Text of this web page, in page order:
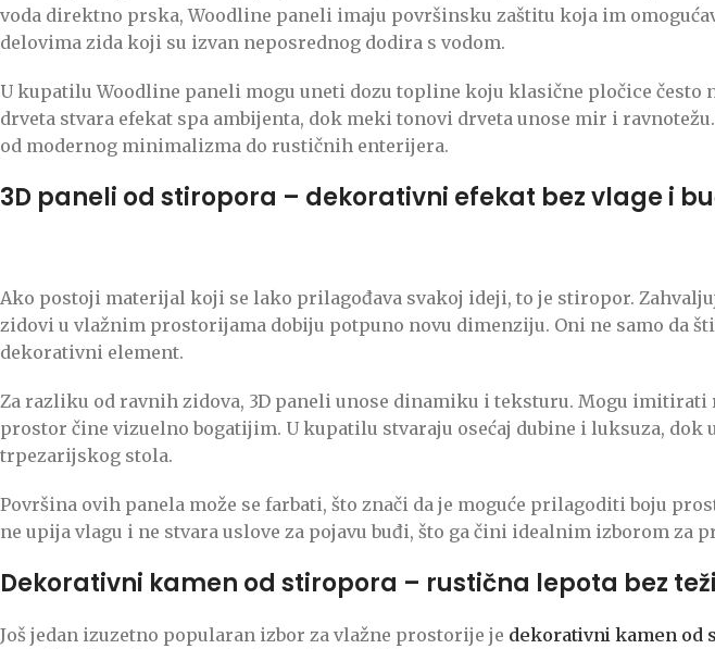
voda direktno prska, Woodline paneli imaju površinsku zaštitu koja im
delovima zida koji su izvan neposrednog dodira s vodom.
U kupatilu Woodline paneli mogu uneti dozu topline koju klasične pločice
drveta stvara efekat spa ambijenta, dok meki tonovi drveta unose mir i
od modernog minimalizma do rustičnih enterijera.
3D paneli od stiropora – dekorativni efekat bez vlage i
Ako postoji materijal koji se lako prilagođava svakoj ideji, to je stiropor.
zidovi u vlažnim prostorijama dobiju potpuno novu dimenziju. Oni ne samo da
dekorativni element.
Za razliku od ravnih zidova, 3D paneli unose dinamiku i teksturu. Mogu
prostor čine vizuelno bogatijim. U kupatilu stvaraju osećaj dubine i luksuza,
trpezarijskog stola.
Površina ovih panela može se farbati, što znači da je moguće prilagoditi boju
ne upija vlagu i ne stvara uslove za pojavu buđi, što ga čini idealnim izborom za
Dekorativni kamen od stiropora – rustična lepota bez
Još jedan izuzetno popularan izbor za vlažne prostorije je dekorativni kamen od